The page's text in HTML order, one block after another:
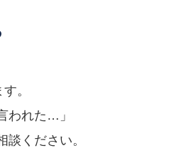
。
われた…」
談ください。